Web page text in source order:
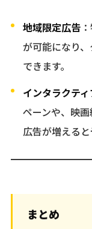
地域限定広告
が可能になり
できます。
インタラクテ
ペーンや、映
広告が増えると
まとめ